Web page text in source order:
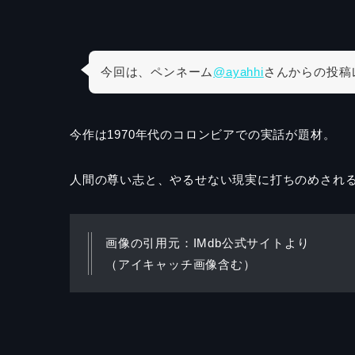
今回は、ペンネーム @ayahhiさんからの投稿
今作は1970年代のコロンビアでの実話が題材。
人間の尊い志と、やるせない現実に打ちのめされる
画像の引用元：IMdb公式サイトより
（アイキャッチ画像含む）